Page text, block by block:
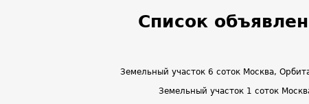
Список
Земельный участок 6 соток Москва,
Земельный участок 1 соток